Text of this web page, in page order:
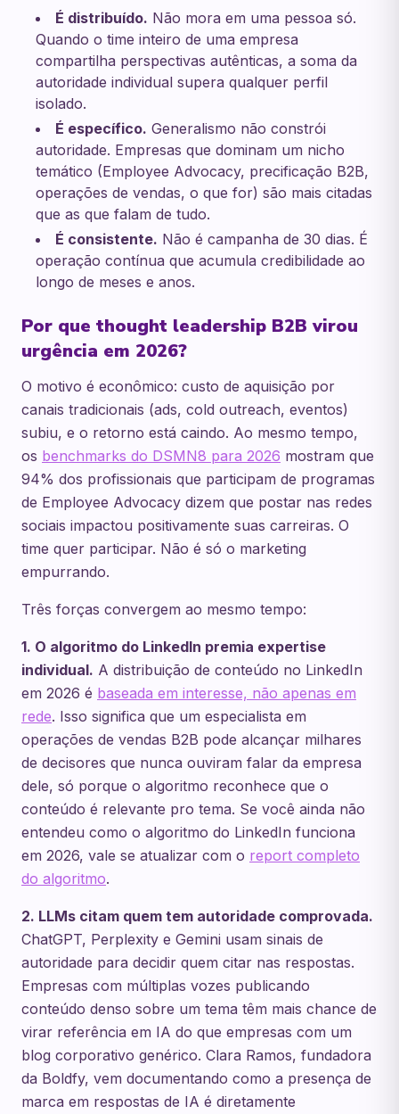
É distribuído. Não mora em uma pessoa só.
Quando o time inteiro de uma empresa
compartilha perspectivas autênticas, a soma da
autoridade individual supera qualquer perfil
isolado.
É específico. Generalismo não constrói
autoridade. Empresas que dominam um nicho
temático (Employee Advocacy, precificação B2B,
operações de vendas, o que for) são mais citadas
que as que falam de tudo.
É consistente. Não é campanha de 30 dias. É
operação contínua que acumula credibilidade ao
longo de meses e anos.
Por que thought leadership B2B virou
urgência em 2026?
O motivo é econômico: custo de aquisição por
canais tradicionais (ads, cold outreach, eventos)
subiu, e o retorno está caindo. Ao mesmo tempo,
os benchmarks do DSMN8 para 2026 mostram que
94% dos profissionais que participam de programas
de Employee Advocacy dizem que postar nas redes
sociais impactou positivamente suas carreiras. O
time quer participar. Não é só o marketing
empurrando.
Três forças convergem ao mesmo tempo:
1. O algoritmo do LinkedIn premia expertise
individual. A distribuição de conteúdo no LinkedIn
em 2026 é baseada em interesse, não apenas em
rede. Isso significa que um especialista em
operações de vendas B2B pode alcançar milhares
de decisores que nunca ouviram falar da empresa
dele, só porque o algoritmo reconhece que o
conteúdo é relevante pro tema. Se você ainda não
entendeu como o algoritmo do LinkedIn funciona
em 2026, vale se atualizar com o report completo
do algoritmo.
2. LLMs citam quem tem autoridade comprovada.
ChatGPT, Perplexity e Gemini usam sinais de
autoridade para decidir quem citar nas respostas.
Empresas com múltiplas vozes publicando
conteúdo denso sobre um tema têm mais chance de
virar referência em IA do que empresas com um
blog corporativo genérico. Clara Ramos, fundadora
da Boldfy, vem documentando como a presença de
marca em respostas de IA é diretamente